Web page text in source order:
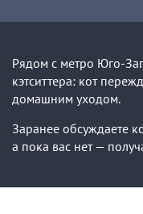
Рядом с метро Юго-
кэтситтера: кот
домашним уходом.
Заранее обсуждаете
а пока вас нет —